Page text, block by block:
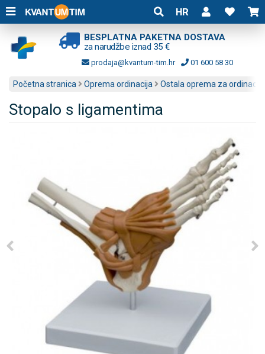
HR
BESPLATNA PAKETNA DOSTAVA
za narudžbe iznad 35 €
prodaja@kvantum-tim.hr 01 600 58 30
Početna stranica Oprema ordinacija Ostala oprema za ordinacije
Stopalo s ligamentima